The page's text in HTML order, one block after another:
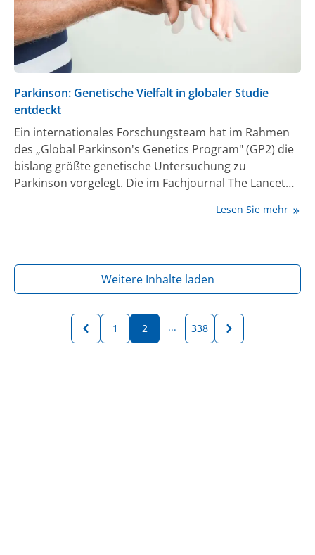
Parkinson: Genetische Vielfalt in globaler Studie
entdeckt
Ein internationales Forschungsteam hat im Rahmen
des „Global Parkinson's Genetics Program" (GP2) die
bislang größte genetische Untersuchung zu
Parkinson vorgelegt. Die im Fachjournal The Lancet
Daten aus weltweit elf Bevölkerungsgruppen, dass
[1]. Das hat Folgen dafür, wer schon heute von neuen
Therapien profitieren kann.
Lesen Sie mehr
Weitere Inhalte laden
1 2 ... 338